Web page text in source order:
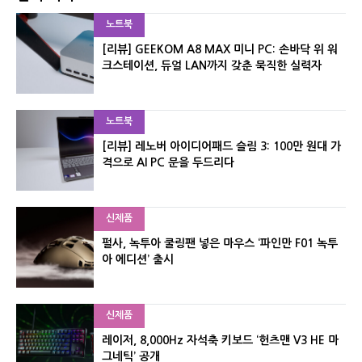
노트북
[리뷰] GEEKOM A8 MAX 미니 PC: 손바닥 위 워
크스테이션, 듀얼 LAN까지 갖춘 묵직한 실력자
노트북
[리뷰] 레노버 아이디어패드 슬림 3: 100만 원대 가
격으로 AI PC 문을 두드리다
신제품
펄사, 녹투아 쿨링팬 넣은 마우스 ‘파인만 F01 녹투
아 에디션’ 출시
신제품
레이저, 8,000Hz 자석축 키보드 ‘헌츠맨 V3 HE 마
그네틱’ 공개